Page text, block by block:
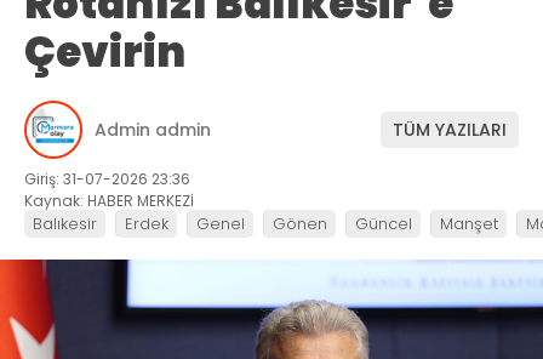
Çevirin
Admin admin TÜM YAZILARI
Giriş: 31-07-2026 23:36
Kaynak: HABER MERKEZİ
Balıkesir Erdek Genel Gönen Güncel Manşet